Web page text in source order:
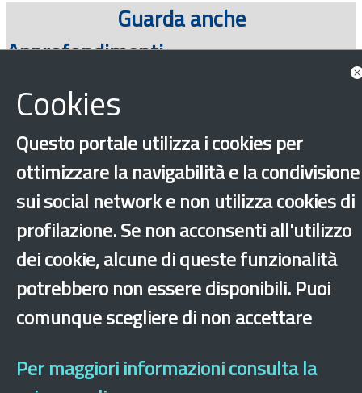
Guarda anche
Approfondimenti
×
Cookies
Questo portale utilizza i cookies per
ottimizzare la navigabilità e la condivisione
sui social network e non utilizza cookies di
profilazione. Se non acconsenti all'utilizzo
dei cookie, alcune di queste funzionalità
potrebbero non essere disponibili. Puoi
comunque scegliere di non accettare
Per maggiori informazioni consulta la
Dichiarazione di accessibilità Mappa del sito Legal & Privacy
Contatti